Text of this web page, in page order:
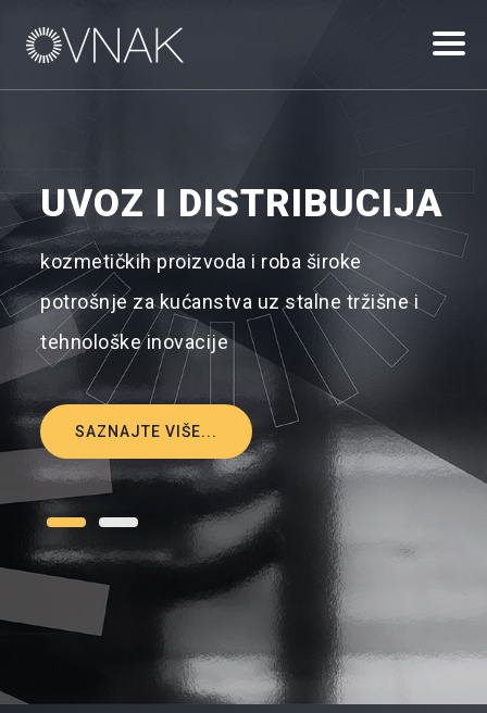
UVOZ I DISTRIBUCIJA
kozmetičkih proizvoda i roba široke
potrošnje za kućanstva uz stalne tržišne i
tehnološke inovacije
SAZNAJTE VIŠE...